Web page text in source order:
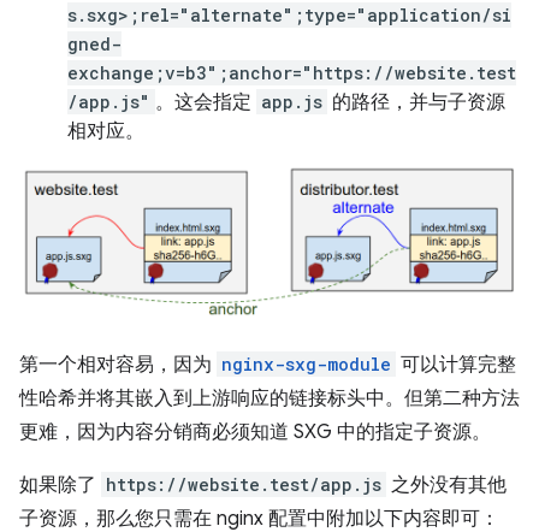
s.sxg>;rel="alternate";type="application/si
gned-
exchange;v=b3";anchor="https://website.test
/app.js" 。这会指定 app.js 的路径，并与子资源
相对应。
第一个相对容易，因为 nginx-sxg-module 可以计算完整
性哈希并将其嵌入到上游响应的链接标头中。但第二种方法
更难，因为内容分销商必须知道 SXG 中的指定子资源。
如果除了 https://website.test/app.js 之外没有其他
子资源，那么您只需在 nginx 配置中附加以下内容即可：